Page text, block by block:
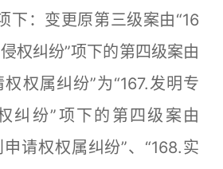
下：变更原第三级案由“16
权纠纷”项下的第四级案由
权属纠纷”为“167.发明专
纠纷”项下的第四级案由
请权权属纠纷”、“168.实